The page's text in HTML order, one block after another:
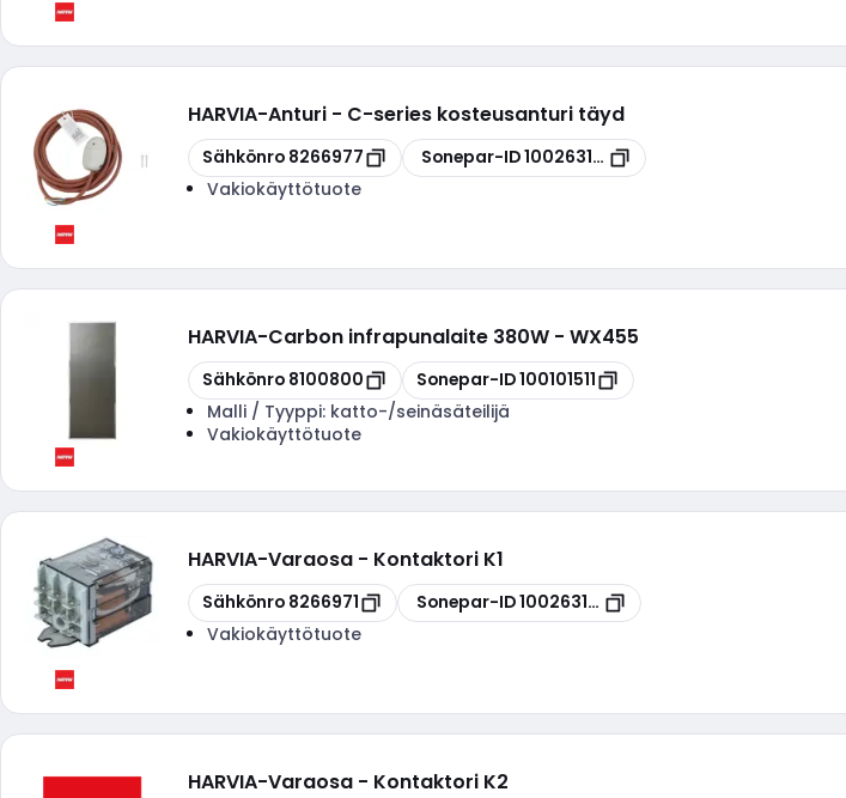
HARVIA-Anturi - C-series kosteusanturi täyd
Kopioi
Sähkönro 8266977 Kopioi
Sonepar-ID100263160
Vakiokäyttötuote
HARVIA-Carbon infrapunalaite 380W - WX455
Kopioi
Sähkönro 8100800 Kopioi
Sonepar-ID100101511
Malli / Tyyppi: katto-/seinäsäteilijä
Vakiokäyttötuote
HARVIA-Varaosa - Kontaktori K1
Kopioi
Sähkönro 8266971 Kopioi
Sonepar-ID100263150
Vakiokäyttötuote
HARVIA-Varaosa - Kontaktori K2